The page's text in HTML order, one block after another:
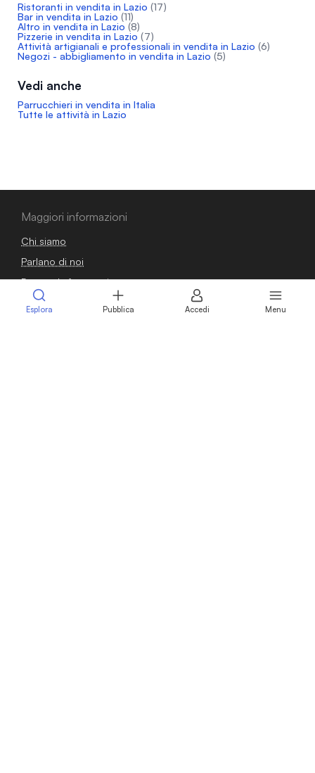
Ristoranti in vendita in Lazio (17)
Bar in vendita in Lazio (11)
Altro in vendita in Lazio (8)
Pizzerie in vendita in Lazio (7)
Attività artigianali e professionali in vendita in Lazio (6)
Negozi - abbigliamento in vendita in Lazio (5)
Vedi anche
Parrucchieri in vendita in Italia
Tutte le attività in Lazio
Maggiori informazioni
Chi siamo
Parlano di noi
Domande frequenti
Blog
Esplora Pubblica Accedi Menu